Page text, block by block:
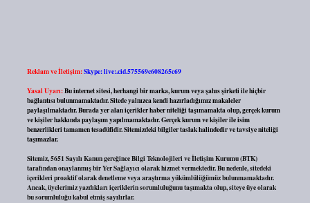
Reklam ve İletişim:Skype: live:.cid.575569c608265c69
Yasal Uyarı:Bu internet sitesi, herhangi bir marka, kurum veya şahıs şirketi ile hiçbir
bağlantısı bulunmamaktadır. Sitede yalnızca kendi hazırladığımız makaleler
paylaşılmaktadır. Burada yer alan içerikler haber niteliği taşımamakta olup, gerçek kurum
ve kişiler hakkında paylaşım yapılmamaktadır. Gerçek kurum ve kişiler ile isim
benzerlikleri tamamen tesadüfidir. Sitemizdeki bilgiler taslak halindedir ve tavsiye niteliği
taşımazlar.
Sitemiz, 5651 Sayılı Kanun gereğince Bilgi Teknolojileri ve İletişim Kurumu (BTK)
tarafından onaylanmış bir Yer Sağlayıcı olarak hizmet vermektedir. Bu nedenle, sitedeki
içerikleri proaktif olarak denetleme veya araştırma yükümlülüğümüz bulunmamaktadır.
Ancak, üyelerimiz yazdıkları içeriklerin sorumluluğunu taşımakta olup, siteye üye olarak
bu sorumluluğu kabul etmiş sayılırlar.